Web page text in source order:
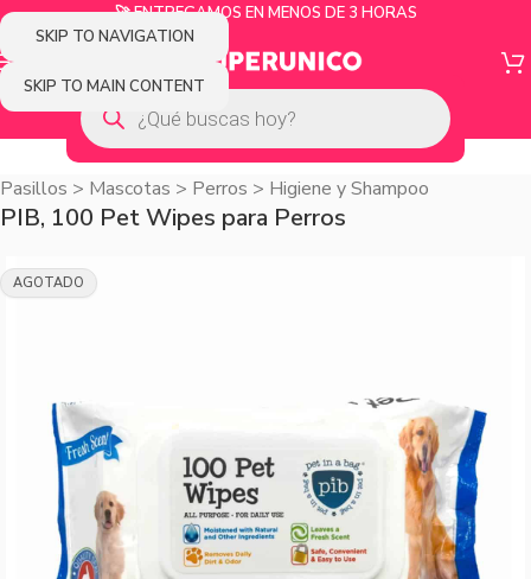
SKIP TO NAVIGATION
SKIP TO MAIN CONTENT
🚀 ENTREGAMOS EN MENOS DE 3 HORAS
Pasillos > Mascotas > Perros > Higiene y Shampoo
PIB, 100 Pet Wipes para Perros
AGOTADO